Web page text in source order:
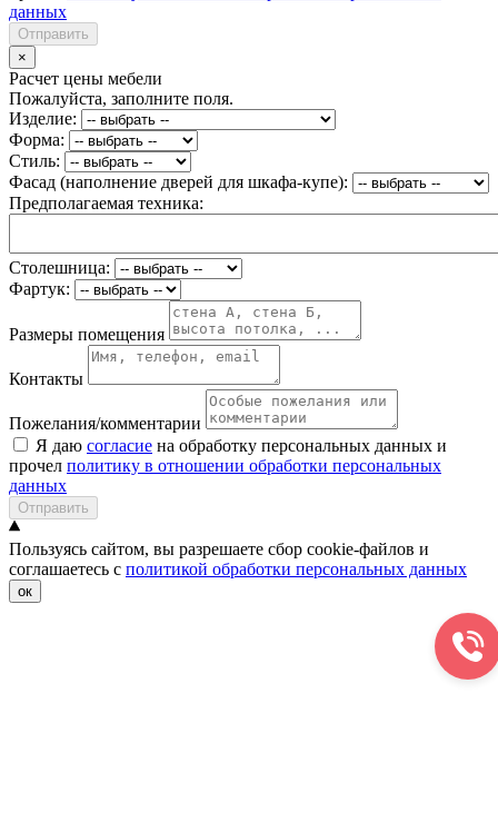
данных
Отправить
×
Расчет цены мебели
Пожалуйста, заполните поля.
Изделие:
Форма:
Стиль:
Фасад (наполнение дверей для шкафа-купе):
Предполагаемая техника:
Столешница:
Фартук:
Размеры помещения
Контакты
Пожелания/комментарии
Я даю согласие на обработку персональных данных и
прочел политику в отношении обработки персональных
данных
Отправить
Пользуясь сайтом, вы разрешаете сбор cookie-файлов и
соглашаетесь с политикой обработки персональных данных
ок